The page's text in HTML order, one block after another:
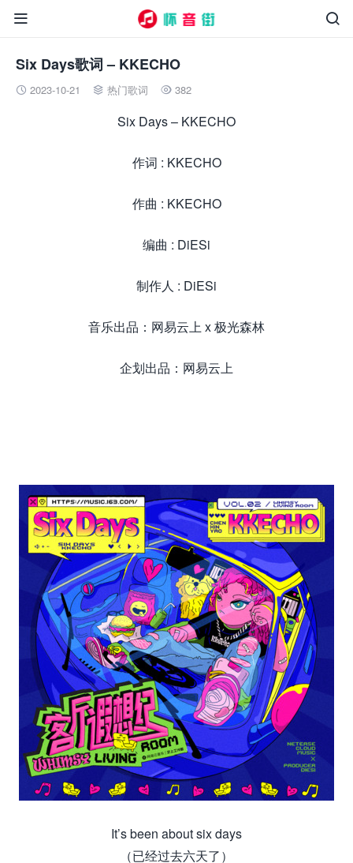


Six Days歌词 – KKECHO
 2023-10-21  热门歌词  382
Six Days – KKECHO
作词 : KKECHO
作曲 : KKECHO
编曲 : DiESi
制作人 : DiESi
音乐出品：网易云上 x 极光森林
企划出品：网易云上
It’s been about six days
（已经过去六天了）